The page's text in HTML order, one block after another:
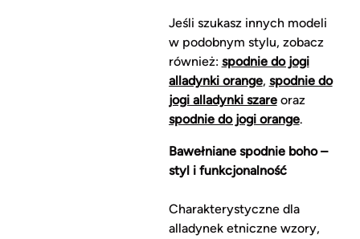
Jeśli szukasz innych modeli
w podobnym stylu, zobacz
również: spodnie do jogi
alladynki orange, spodnie do
jogi alladynki szareoraz
spodnie do jogi orange.
Bawełniane spodnie boho –
styl i funkcjonalność
Charakterystyczne dla
alladynek etniczne wzory,